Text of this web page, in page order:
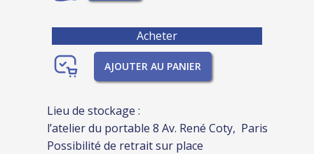
Acheter
AJOUTER AU PANIER
Lieu de stockage :
l’atelier du portable 8 Av. René Coty, Paris
Possibilité de retrait sur place